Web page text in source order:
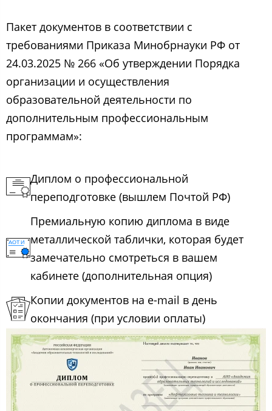
Пакет документов в соответствии с
требованиями Приказа Минобрнауки РФ от
24.03.2025 № 266 «Об утверждении Порядка
организации и осуществления
образовательной деятельности по
дополнительным профессиональным
программам»:
Диплом о профессиональной
переподготовке (вышлем Почтой РФ)
Премиальную копию диплома в виде
металлической таблички, которая будет
замечательно смотреться в вашем
кабинете (дополнительная опция)
Копии документов на e-mail в день
окончания (при условии оплаты)